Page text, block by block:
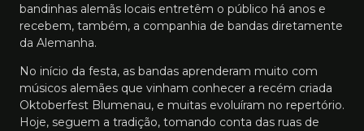
bandinhas alemãs locais entretêm o público há anos e
recebem, também, a companhia de bandas diretamente
da Alemanha.
No início da festa, as bandas aprenderam muito com
músicos alemães que vinham conhecer a recém criada
Oktoberfest Blumenau, e muitas evoluíram no repertório.
Hoje, seguem a tradição, tomando conta das ruas de